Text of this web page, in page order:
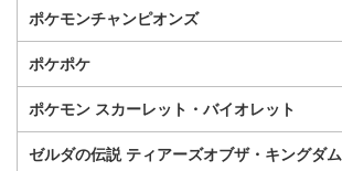
ポケモンチャンピオンズ
ポケポケ
ポケモン スカーレット・バイオレット
ゼルダの伝説 ティアーズオブザ・キングダム